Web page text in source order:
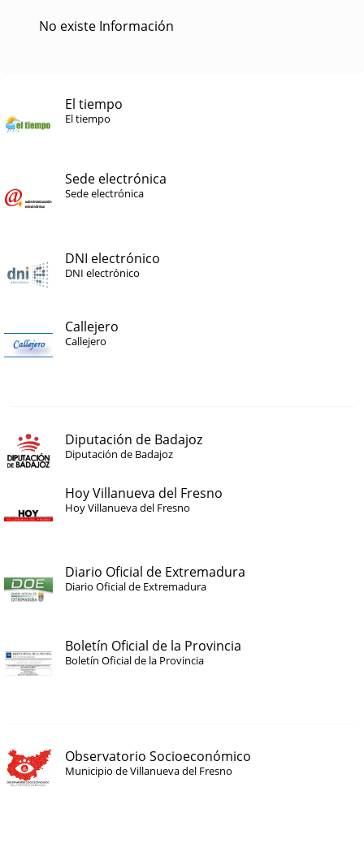
No existe Información
El tiempo
El tiempo
Sede electrónica
Sede electrónica
DNI electrónico
DNI electrónico
Callejero
Callejero
Diputación de Badajoz
Diputación de Badajoz
Hoy Villanueva del Fresno
Hoy Villanueva del Fresno
Diario Oficial de Extremadura
Diario Oficial de Extremadura
Boletín Oficial de la Provincia
Boletín Oficial de la Provincia
Observatorio Socioeconómico
Municipio de Villanueva del Fresno